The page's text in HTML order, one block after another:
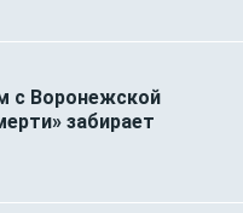
с Воронежской
забирает